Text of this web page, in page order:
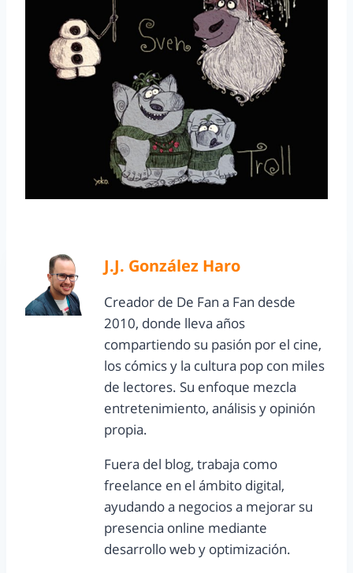
J.J. González Haro
Creador de De Fan a Fan desde
2010, donde lleva años
compartiendo su pasión por el cine,
los cómics y la cultura pop con miles
de lectores. Su enfoque mezcla
entretenimiento, análisis y opinión
propia.
Fuera del blog, trabaja como
freelance en el ámbito digital,
ayudando a negocios a mejorar su
presencia online mediante
desarrollo web y optimización.